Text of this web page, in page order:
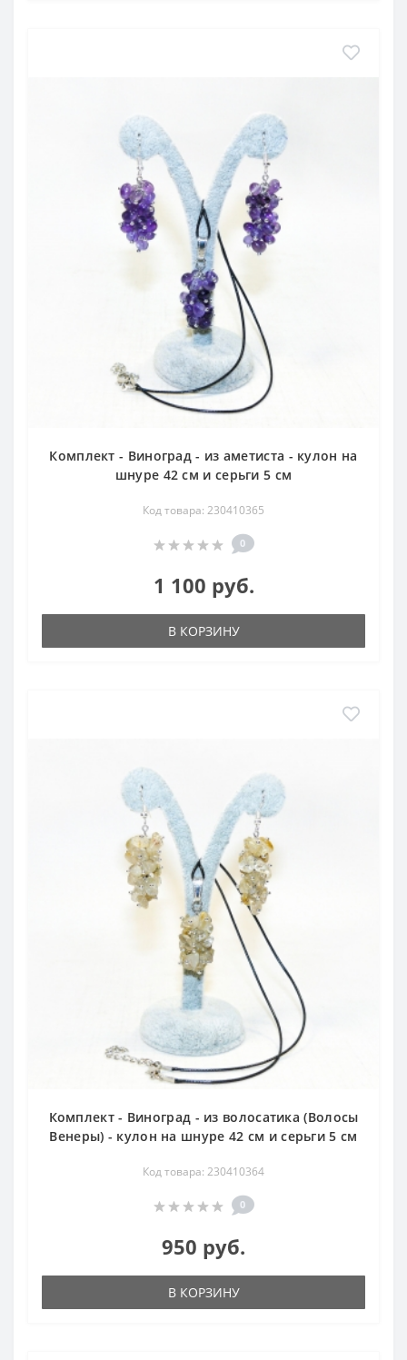
Комплект - Виноград - из аметиста - кулон на
шнуре 42 см и серьги 5 см
Код товара: 230410365
0
1 100 руб.
В КОРЗИНУ
Комплект - Виноград - из волосатика (Волосы
Венеры) - кулон на шнуре 42 см и серьги 5 см
Код товара: 230410364
0
950 руб.
В КОРЗИНУ